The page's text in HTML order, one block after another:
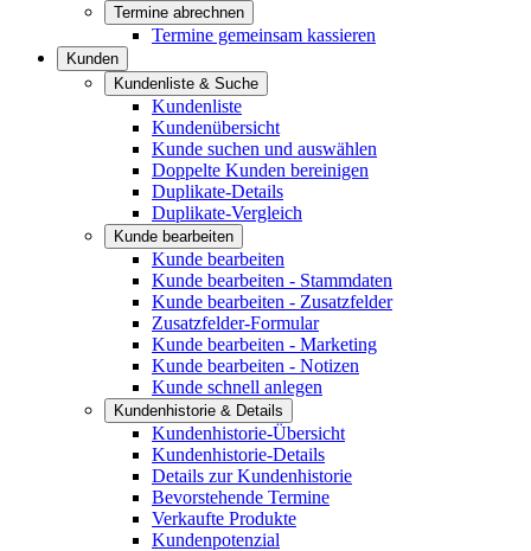
Termine abrechnen
Termine gemeinsam kassieren
Kunden
Kundenliste & Suche
Kundenliste
Kundenübersicht
Kunde suchen und auswählen
Doppelte Kunden bereinigen
Duplikate-Details
Duplikate-Vergleich
Kunde bearbeiten
Kunde bearbeiten
Kunde bearbeiten - Stammdaten
Kunde bearbeiten - Zusatzfelder
Zusatzfelder-Formular
Kunde bearbeiten - Marketing
Kunde bearbeiten - Notizen
Kunde schnell anlegen
Kundenhistorie & Details
Kundenhistorie-Übersicht
Kundenhistorie-Details
Details zur Kundenhistorie
Bevorstehende Termine
Verkaufte Produkte
Kundenpotenzial